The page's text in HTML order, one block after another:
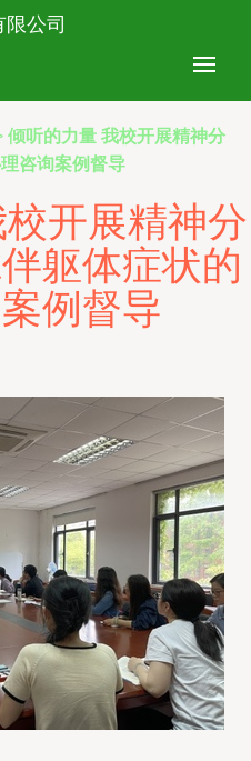
公司
倾听的力量 我校开展精神分
咨询案例督导
开展精神分
躯体症状的
例督导